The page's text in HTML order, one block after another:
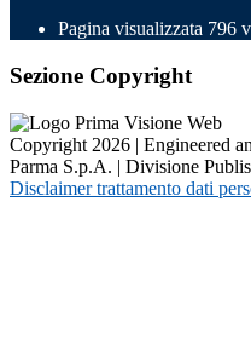
Pagina visualizzata 796
Sezione Copyright
Copyright 2026 | Engineered
Parma S.p.A. | Divisione
Disclaimer trattamento dati